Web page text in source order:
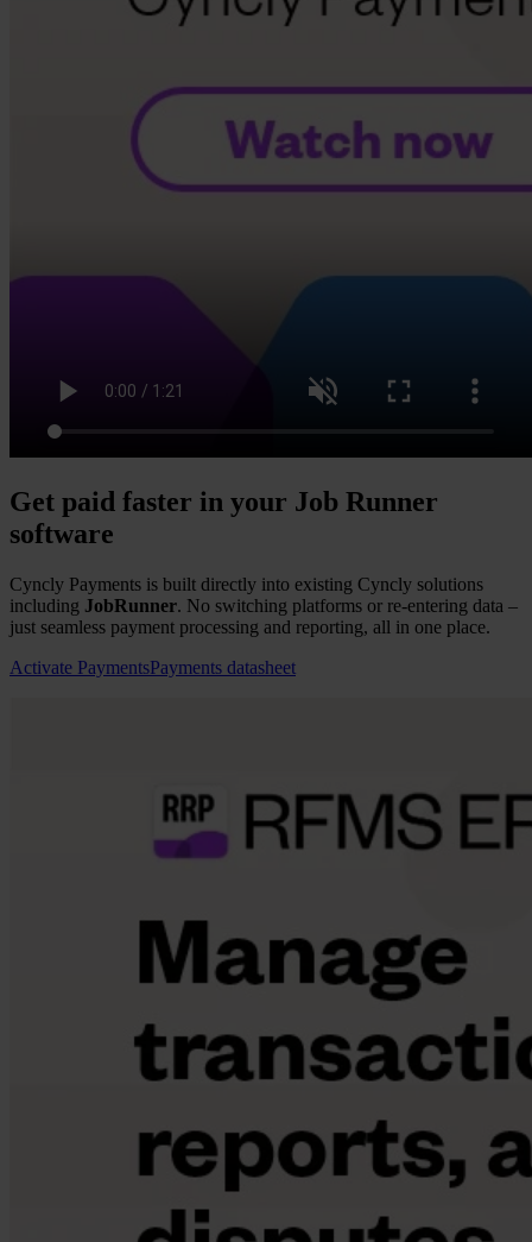
Get paid faster in your Job Runner
software
Cyncly Payments is built directly into existing Cyncly solutions
including JobRunner. No switching platforms or re-entering data –
just seamless payment processing and reporting, all in one place.
Activate PaymentsPayments datasheet